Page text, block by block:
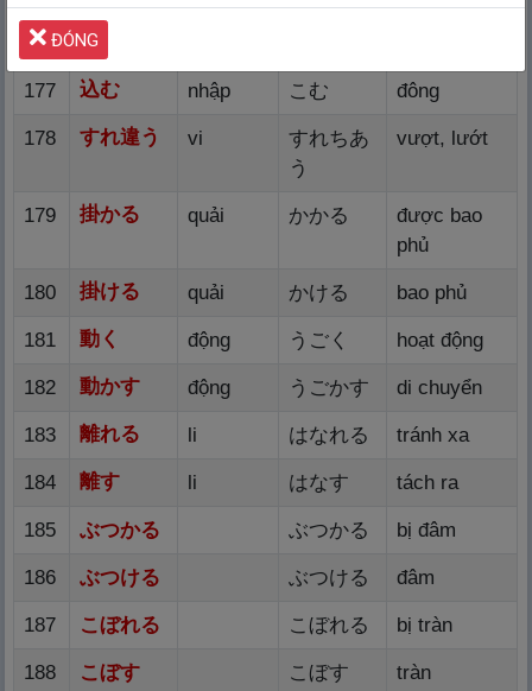
Nghĩa: Khoảng, ở giữa, bên
trong (không gian)
Nghĩa: Hợp, vừa ý, hợp lại
176 通
Nghĩa: Thông suốt, thông qua,
xuyên qua
177 込む nhập こむ đông
178 すれ違う vi
すれちあ
う
vượt, lướt
179 掛かる quải かかる
được bao
phủ
180 掛ける quải かける bao phủ
181 動
Nghĩa: Động đậy, cử động, hoạt
く động うごく hoạt động
182 動
Nghĩa: Động đậy, cử động, hoạt
かす động うごかす di chuyển
183 離れる li はなれる tránh xa
184 離す li はなす tách ra
185 ぶつかる ぶつかる bị đâm
186 ぶつける ぶつける đâm
187 こぼれる こぼれる bị tràn
188 こぼす こぼす tràn
ĐÓNG